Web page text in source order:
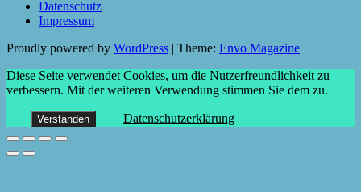
Datenschutz
Impressum
Proudly powered by WordPress Theme: Envo Magazine
Diese Seite verwendet Cookies, um die Nutzerfreundlichkeit zu
verbessern. Mit der weiteren Verwendung stimmen Sie dem zu.
Verstanden Datenschutzerklärung